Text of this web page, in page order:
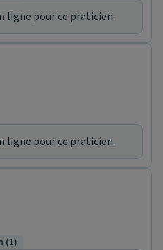
ligne pour ce praticien.
ligne pour ce praticien.
(1)